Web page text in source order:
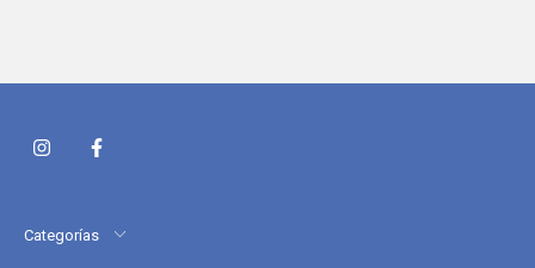
Categorías